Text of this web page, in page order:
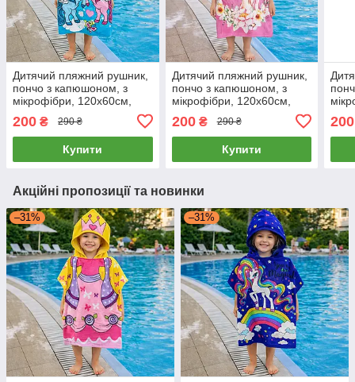
Дитячий пляжний рушник,
пончо з капюшоном, з
мікрофібри, 120х60см,
200 ₴ 290 ₴
Купити
Дитячий пляжний рушник,
пончо з капюшоном, з
мікрофібри, 120х60см,
200₴ 290 ₴
Купити
200
Акційні пропозиції та новинки
–31% –31%